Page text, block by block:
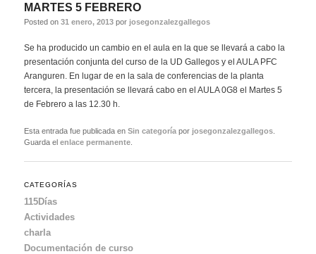
principal
secundario
MARTES 5 FEBRERO
Posted on31 enero, 2013 por josegonzalezgallegos
Se ha producido un cambio en el aula en la que se llevará a cabo la
presentación conjunta del curso de la UD Gallegos y el AULA PFC
Aranguren. En lugar de en la sala de conferencias de la planta
tercera, la presentación se llevará cabo en el AULA 0G8 el Martes 5
de Febrero a las 12.30 h.
Esta entrada fue publicada enSin categoría por josegonzalezgallegos
Guarda elenlace permanente
CATEGORÍAS
115Días
Actividades
charla
Documentación de curso